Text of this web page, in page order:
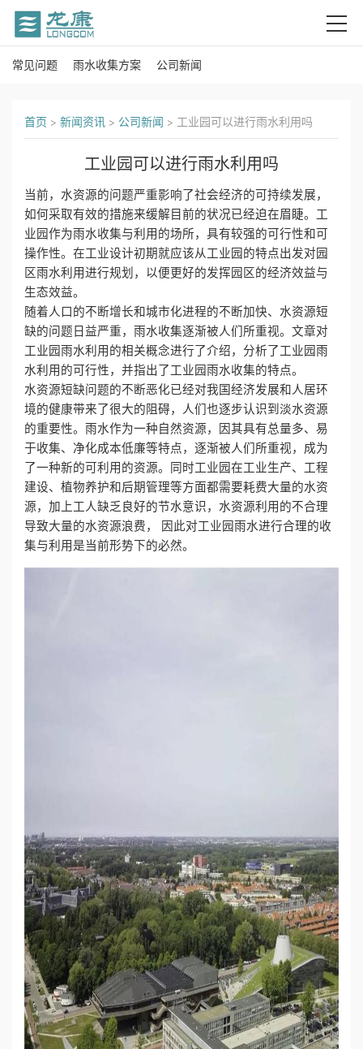
首
关
我
们
品
中
心
案
例
质
联
系
我
们
常见问题 雨水收集方案 公司新闻
首页 > 新闻资讯 > 公司新闻 > 工业园可以进行雨水利用吗
工业园可以进行雨水利用吗
当前，水资源的问题严重影响了社会经济的可持续发展，
如何采取有效的措施来缓解目前的状况已经迫在眉睫。工
业园作为雨水收集与利用的场所，具有较强的可行性和可
操作性。在工业设计初期就应该从工业园的特点出发对园
区雨水利用进行规划，以便更好的发挥园区的经济效益与
生态效益。
随着人口的不断增长和城市化进程的不断加快、水资源短
缺的问题日益严重，雨水收集逐渐被人们所重视。文章对
工业园雨水利用的相关概念进行了介绍，分析了工业园雨
水利用的可行性，并指出了工业园雨水收集的特点。
水资源短缺问题的不断恶化已经对我国经济发展和人居环
境的健康带来了很大的阻碍，人们也逐步认识到淡水资源
的重要性。雨水作为一种自然资源，因其具有总量多、易
于收集、净化成本低廉等特点，逐渐被人们所重视，成为
了一种新的可利用的资源。同时工业园在工业生产、工程
建设、植物养护和后期管理等方面都需要耗费大量的水资
源，加上工人缺乏良好的节水意识，水资源利用的不合理
导致大量的水资源浪费， 因此对工业园雨水进行合理的收
集与利用是当前形势下的必然。